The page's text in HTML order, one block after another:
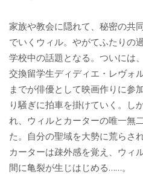
家族や教会に隠れて、秘密の共
でいくウィル。やがてふたりの
学校中の話題となる。ついには
交換留学生ディディエ・レヴォ
までが俳優として映画作りに参
り騒ぎに拍車を掛けていく。し
れ、ウィルとカーターの唯一無
た。自分の聖域を大勢に荒らさ
カーターは疎外感を覚え、ウィ
間に亀裂が生じはじめる……。